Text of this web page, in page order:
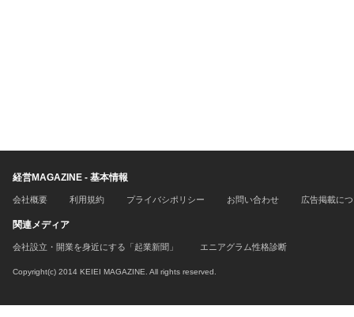
経営MAGAZINE - 基本情報
会社概要 利用規約 プライバシポリシー お問い合わせ 広告掲載に
関連メディア
会社設立・開業を身近にする「起業新聞」 エニアグラム性格診断
Copyright(c) 2014 KEIEI MAGAZINE. All rights reserved.